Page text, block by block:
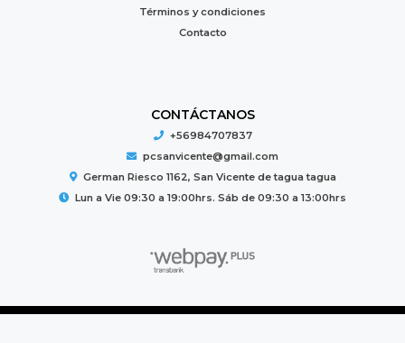
Términos y condiciones
Contacto
CONTÁCTANOS
+56984707837
pcsanvicente@gmail.com
German Riesco 1162, San Vicente de tagua tagua
Lun a Vie 09:30 a 19:00hrs. Sáb de 09:30 a 13:00hrs